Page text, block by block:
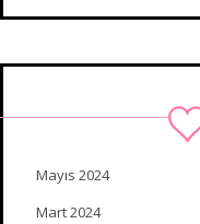
Mayıs 2024
Mart 2024